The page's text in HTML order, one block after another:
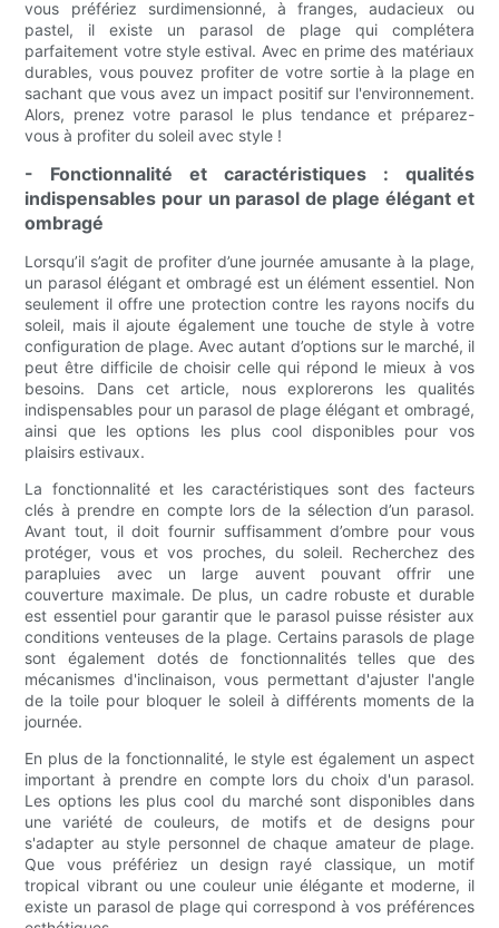
vous préfériez surdimensionné, à franges, audacieux ou
pastel, il existe un parasol de plage qui complétera
parfaitement votre style estival. Avec en prime des matériaux
durables, vous pouvez profiter de votre sortie à la plage en
sachant que vous avez un impact positif sur l'environnement.
Alors, prenez votre parasol le plus tendance et préparez-
vous à profiter du soleil avec style !
- Fonctionnalité et caractéristiques : qualités
indispensables pour un parasol de plage élégant et
ombragé
Lorsqu’il s’agit de profiter d’une journée amusante à la plage,
un parasol élégant et ombragé est un élément essentiel. Non
seulement il offre une protection contre les rayons nocifs du
soleil, mais il ajoute également une touche de style à votre
configuration de plage. Avec autant d’options sur le marché, il
peut être difficile de choisir celle qui répond le mieux à vos
besoins. Dans cet article, nous explorerons les qualités
indispensables pour un parasol de plage élégant et ombragé,
ainsi que les options les plus cool disponibles pour vos
plaisirs estivaux.
La fonctionnalité et les caractéristiques sont des facteurs
clés à prendre en compte lors de la sélection d’un parasol.
Avant tout, il doit fournir suffisamment d’ombre pour vous
protéger, vous et vos proches, du soleil. Recherchez des
parapluies avec un large auvent pouvant offrir une
couverture maximale. De plus, un cadre robuste et durable
est essentiel pour garantir que le parasol puisse résister aux
conditions venteuses de la plage. Certains parasols de plage
sont également dotés de fonctionnalités telles que des
mécanismes d'inclinaison, vous permettant d'ajuster l'angle
de la toile pour bloquer le soleil à différents moments de la
journée.
En plus de la fonctionnalité, le style est également un aspect
important à prendre en compte lors du choix d'un parasol.
Les options les plus cool du marché sont disponibles dans
une variété de couleurs, de motifs et de designs pour
s'adapter au style personnel de chaque amateur de plage.
Que vous préfériez un design rayé classique, un motif
tropical vibrant ou une couleur unie élégante et moderne, il
existe un parasol de plage qui correspond à vos préférences